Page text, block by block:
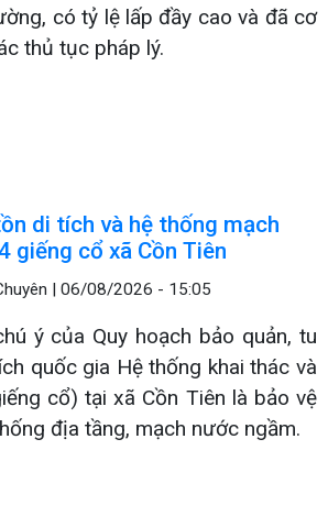
có tỷ lệ lấp đầy cao và đã cơ
thủ tục pháp lý.
di tích và hệ thống mạch
giếng cổ xã Cồn Tiên
| 06/08/2026 - 15:05
ý của Quy hoạch bảo quản, tu
quốc gia Hệ thống khai thác và
cổ) tại xã Cồn Tiên là bảo vệ
địa tầng, mạch nước ngầm.